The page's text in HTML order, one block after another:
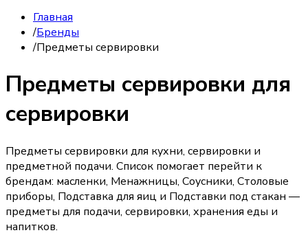
Главная
/Бренды
/Предметы сервировки
Предметы сервировки для
сервировки
Предметы сервировки для кухни, сервировки и
предметной подачи. Список помогает перейти к
брендам: масленки, Менажницы, Соусники, Столовые
приборы, Подставка для яиц и Подставки под стакан —
предметы для подачи, сервировки, хранения еды и
напитков.